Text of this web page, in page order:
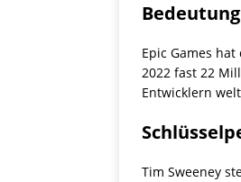
Epic Games
2022 fast 22
Entwicklern
Tim Sweeney